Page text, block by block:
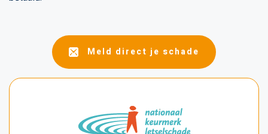
Meld direct je schade